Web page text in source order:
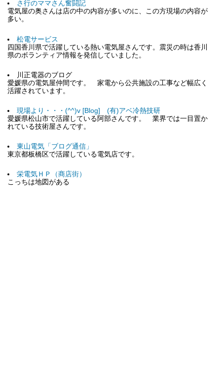
さ行のママさん奮闘記
電気屋の奥さんは店の中の内容が多いのに、この方現場の内容が
多い。
松電サービス
四国香川県で活躍している熱い電気屋さんです。震災の時は香川
県のボランティア情報を発信していました。
川正電器のブログ
愛媛県の電気屋仲間です。 家電から公共施設の工事など幅広く
活躍されています。
現場より・・・(^^)v [Blog] (有)アベ冷熱技研
愛媛県松山市で活躍している阿部さんです。 業界では一目置か
れている技術屋さんです。
東山電気「ブログ通信」
東京都板橋区で活躍している電気店です。
栄電気ＨＰ（商店街）
こっちは地図がある